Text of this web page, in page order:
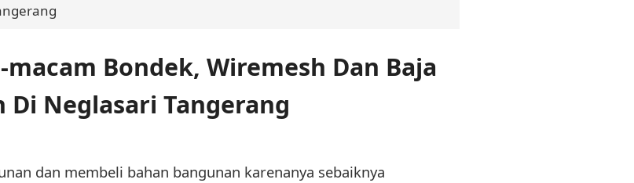
Bondek, Wiremesh Dan Baja
Di Neglasari Tangerang
dan membeli bahan bangunan karenanya sebaiknya